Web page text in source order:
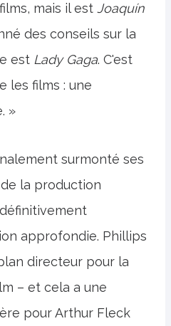
mais il est Joaquín
des conseils sur la
est Lady Gaga. C'est
les films : une
»
surmonté ses
la production
approfondie. Phillips
directeur pour la
– et cela a une
pour Arthur Fleck